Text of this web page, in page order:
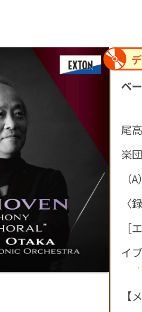
ベ
尾
楽
（
〈
［
イ
【